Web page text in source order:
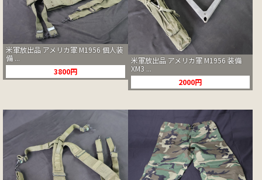
米軍放出品 アメリカ軍 M1956 個人装
備 ...
3800円
米軍放出品 アメリカ軍 M1956 装備
XM3 ...
2000円